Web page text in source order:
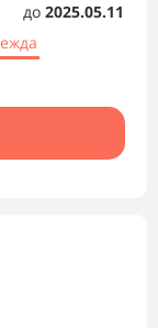
до 2025.05.11